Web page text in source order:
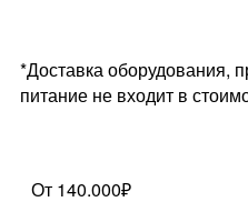
*Доставка оборудования,
питание не входит в
От 140.000₽